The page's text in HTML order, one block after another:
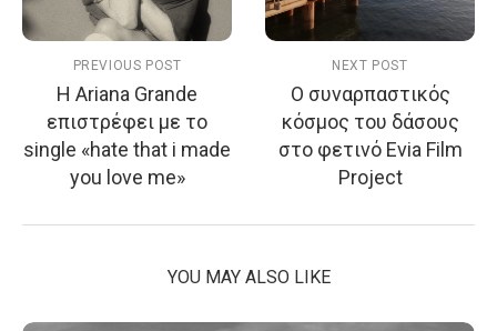
PREVIOUS POST
Η Ariana Grande
επιστρέφει με το
single «hate that i made
you love me»
NEXT POST
Ο συναρπαστικός
κόσμος του δάσους
στο φετινό Evia Film
Project
YOU MAY ALSO LIKE